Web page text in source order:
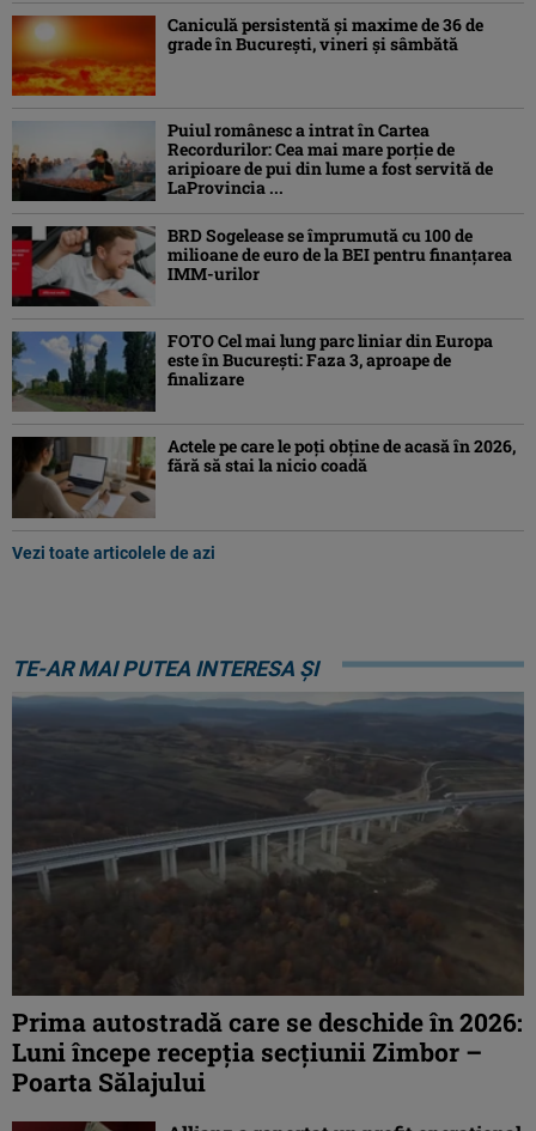
Caniculă persistentă şi maxime de 36 de
grade în Bucureşti, vineri şi sâmbătă
Puiul românesc a intrat în Cartea
Recordurilor: Cea mai mare porție de
aripioare de pui din lume a fost servită de
LaProvincia ...
BRD Sogelease se împrumută cu 100 de
milioane de euro de la BEI pentru finanțarea
IMM-urilor
FOTO Cel mai lung parc liniar din Europa
este în București: Faza 3, aproape de
finalizare
Actele pe care le poți obține de acasă în 2026,
fără să stai la nicio coadă
Vezi toate articolele de azi
TE-AR MAI PUTEA INTERESA ȘI
Prima autostradă care se deschide în 2026:
Luni începe recepția secțiunii Zimbor –
Poarta Sălajului